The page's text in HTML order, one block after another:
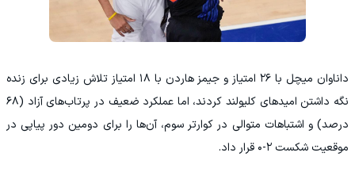
داناوان میچل با ۲۶ امتیاز و جیمز هاردن با ۱۸ امتیاز تلاش زیادی برای زنده
نگه داشتن امیدهای کلیولند کردند، اما عملکرد ضعیف در پرتاب‌های آزاد (۶۸
درصد) و اشتباهات متوالی در کوارتر سوم، آن‌ها را برای دومین دور پیاپی در
موقعیت شکست ۲-۰ قرار داد.